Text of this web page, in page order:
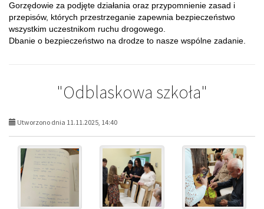
Gorzędowie za podjęte działania oraz przypomnienie zasad i
przepisów, których przestrzeganie zapewnia bezpieczeństwo
wszystkim uczestnikom ruchu drogowego.
Dbanie o bezpieczeństwo na drodze to nasze wspólne zadanie.
"Odblaskowa szkoła"
Utworzono dnia 11.11.2025, 14:40